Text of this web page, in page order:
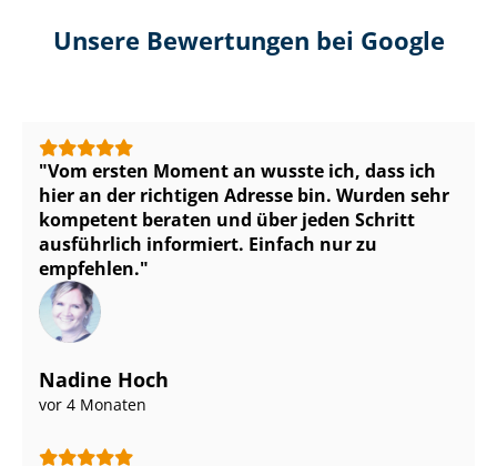
Unsere Bewertungen bei Google
Vom ersten Moment an wusste ich, dass ich
hier an der richtigen Adresse bin. Wurden sehr
kompetent beraten und über jeden Schritt
ausführlich informiert. Einfach nur zu
empfehlen.
Nadine Hoch
vor 4 Monaten